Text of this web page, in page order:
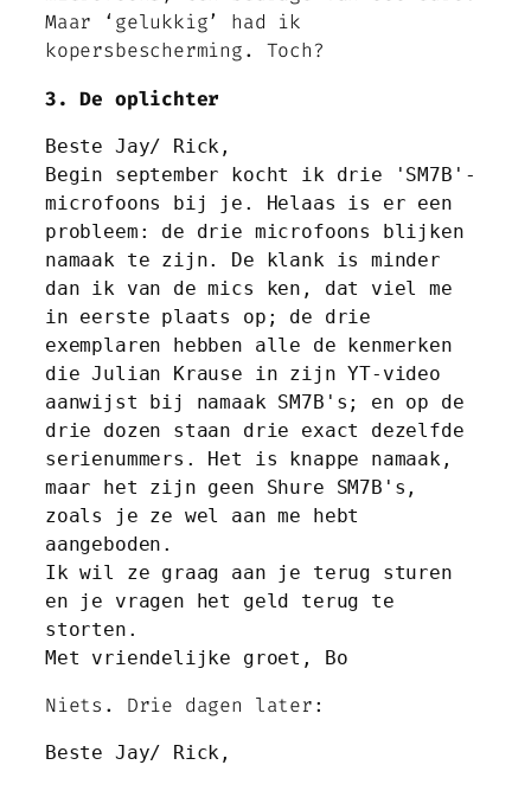
Maar ‘gelukkig’ had ik
kopersbescherming. Toch?
3. De oplichter
Beste Jay/ Rick,
Begin september kocht ik drie 'SM7B'-
microfoons bij je. Helaas is er een
probleem: de drie microfoons blijken
namaak te zijn. De klank is minder
dan ik van de mics ken, dat viel me
in eerste plaats op; de drie
exemplaren hebben alle de kenmerken
die Julian Krause in zijn YT-video
aanwijst bij namaak SM7B's; en op de
drie dozen staan drie exact dezelfde
serienummers. Het is knappe namaak,
maar het zijn geen Shure SM7B's,
zoals je ze wel aan me hebt
aangeboden.
​Ik wil ze graag aan je terug sturen
en je vragen het geld terug te
storten.
Met vriendelijke groet, Bo​​
Niets. Drie dagen later:
Beste Jay/ Rick,